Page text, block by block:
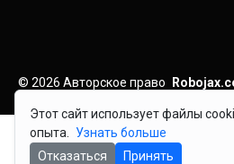
Этот сайт использует файлы
опыта.
Узнать больше
Отказаться
Принять
© 2026 Авторское право